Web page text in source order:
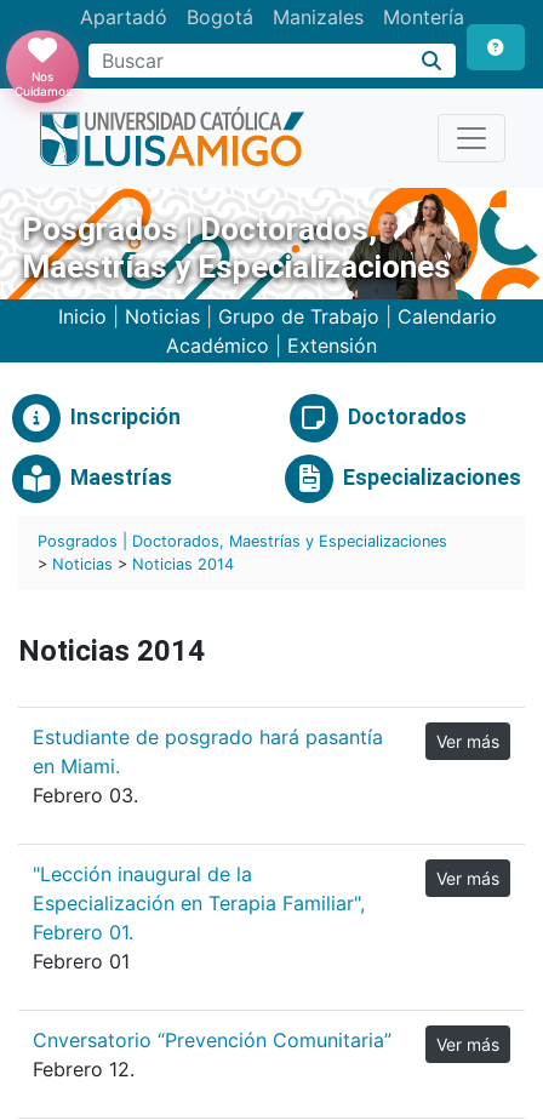
Apartadó Bogotá Manizales Montería
Buscar
Nos
Cuidamos
Posgrados | Doctorados,
Maestrías y Especializaciones
Inicio Noticias Grupo de Trabajo
Calendario
Académico
Extensión
Inscripción Doctorados
Maestrías Especializaciones
Posgrados | Doctorados, Maestrías y Especializaciones
> Noticias > Noticias 2014
Noticias 2014
Estudiante de posgrado hará pasantía
en Miami.
Febrero 03.
Ver más
"Lección inaugural de la
Especialización en Terapia Familiar",
Febrero 01.
Febrero 01
Ver más
Cnversatorio “Prevención Comunitaria”
Febrero 12.
Ver más